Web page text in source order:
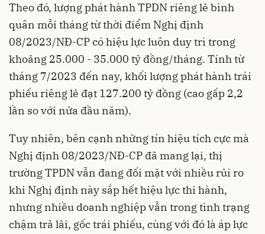
Theo đó, lượng phát hành TPDN riêng lẻ bình
quân mỗi tháng từ thời điểm Nghị định
08/2023/NĐ-CP có hiệu lực luôn duy trì trong
khoảng 25.000 - 35.000 tỷ đồng/tháng. Tính từ
tháng 7/2023 đến nay, khối lượng phát hành trái
phiếu riêng lẻ đạt 127.200 tỷ đồng (cao gấp 2,2
lần so với nửa đầu năm).
Tuy nhiên, bên cạnh những tín hiệu tích cực mà
Nghị định 08/2023/NĐ-CP đã mang lại, thị
trường TPDN vẫn đang đối mặt với nhiều rủi ro
khi Nghị định này sắp hết hiệu lực thi hành,
nhưng nhiều doanh nghiệp vẫn trong tình trạng
chậm trả lãi, gốc trái phiếu, cùng với đó là áp lực